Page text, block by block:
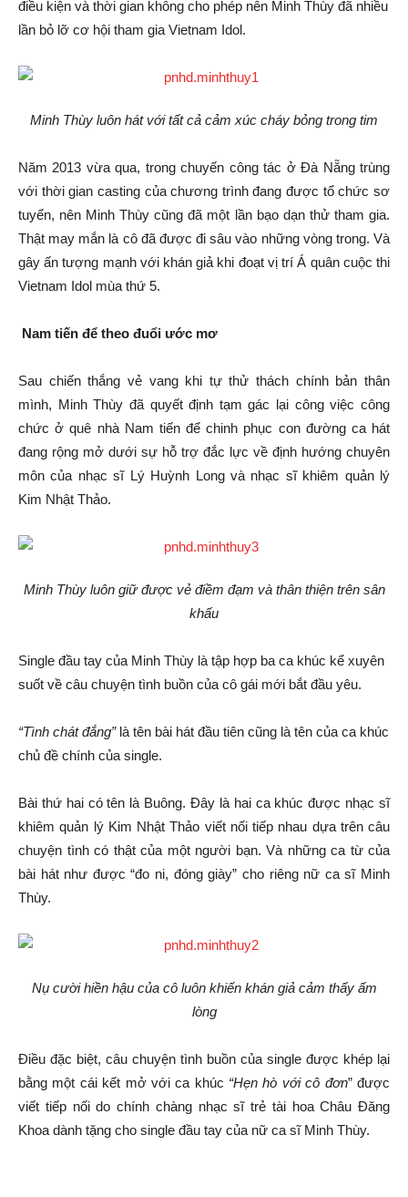
điều kiện và thời gian không cho phép nên Minh Thùy đã nhiều
lần bỏ lỡ cơ hội tham gia Vietnam Idol.
Minh Thùy luôn hát với tất cả cảm xúc cháy bỏng trong tim
Năm 2013 vừa qua, trong chuyến công tác ở Đà Nẵng trùng
với thời gian casting của chương trình đang được tổ chức sơ
tuyển, nên Minh Thùy cũng đã một lần bạo dạn thử tham gia.
Thật may mắn là cô đã được đi sâu vào những vòng trong. Và
gây ấn tượng mạnh với khán giả khi đoạt vị trí Á quân cuộc thi
Vietnam Idol mùa thứ 5.
Nam tiến để theo đuổi ước mơ
Sau chiến thắng vẻ vang khi tự thử thách chính bản thân
mình, Minh Thùy đã quyết định tạm gác lại công việc công
chức ở quê nhà Nam tiến để chinh phục con đường ca hát
đang rộng mở dưới sự hỗ trợ đắc lực về định hướng chuyên
môn của nhạc sĩ Lý Huỳnh Long và nhạc sĩ khiêm quản lý
Kim Nhật Thảo.
Minh Thùy luôn giữ được vẻ điềm đạm và thân thiện trên sân
khấu
Single đầu tay của Minh Thùy là tập hợp ba ca khúc kể xuyên
suốt về câu chuyện tình buồn của cô gái mới bắt đầu yêu.
“Tình chát đắng”là tên bài hát đầu tiên cũng là tên của ca khúc
chủ đề chính của single.
Bài thứ hai có tên là Buông. Đây là hai ca khúc được nhạc sĩ
khiêm quản lý Kim Nhật Thảo viết nối tiếp nhau dựa trên câu
chuyện tình có thật của một người bạn. Và những ca từ của
bài hát như được “đo ni, đóng giày” cho riêng nữ ca sĩ Minh
Thùy.
Nụ cười hiền hậu của cô luôn khiến khán giả cảm thấy ấm
lòng
Điều đặc biệt, câu chuyện tình buồn của single được khép lại
bằng một cái kết mở với ca khúc “Hẹn hò với cô đơn” được
viết tiếp nối do chính chàng nhạc sĩ trẻ tài hoa Châu Đăng
Khoa dành tặng cho single đầu tay của nữ ca sĩ Minh Thùy.